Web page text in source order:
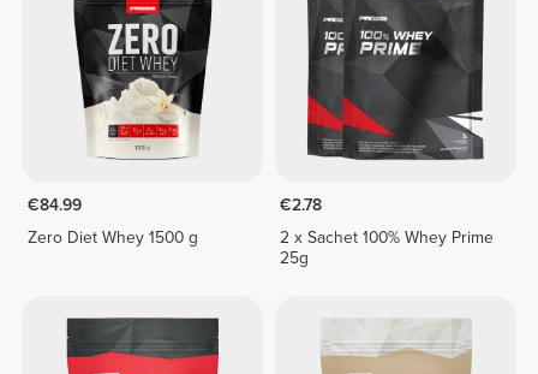
€84.99
Zero Diet Whey 1500 g
€2.78
2 x Sachet 100% Whey Prime
25g